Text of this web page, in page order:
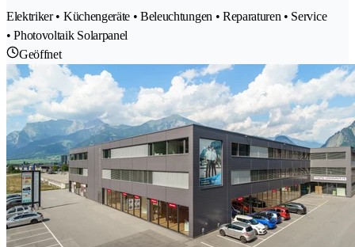
Elektriker • Küchengeräte • Beleuchtungen • Reparaturen • Service
• Photovoltaik Solarpanel
Geöffnet